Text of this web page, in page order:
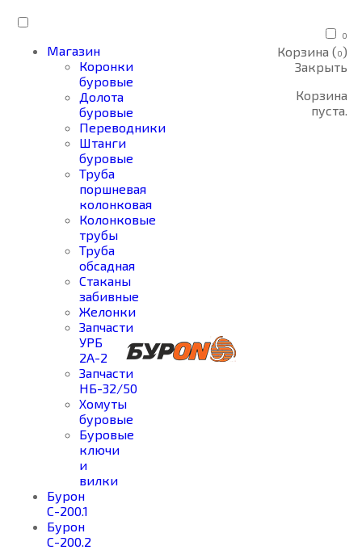
Магазин
Коронки
буровые
Долота
буровые
Переводники
Штанги
буровые
Труба
поршневая
колонковая
Колонковые
трубы
Труба
обсадная
Стаканы
забивные
Желонки
Запчасти
УРБ
2А-2
Запчасти
НБ-32/50
Хомуты
буровые
Буровые
ключи
и
вилки
Бурон
С-200.1
Бурон
С-200.2
0
Корзина (0)
Закрыть
Корзина
пуста.